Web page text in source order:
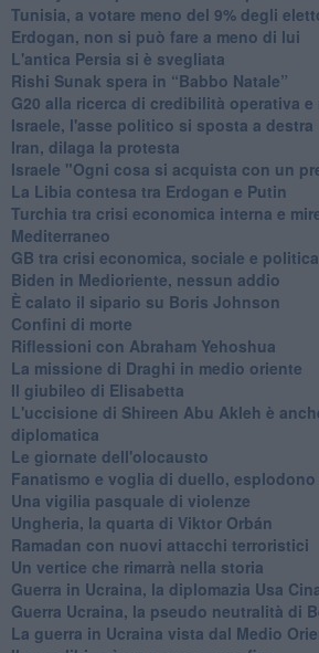
Tunisia, a votare meno del 9% degli
Erdogan, non si può fare a meno di lui
L'antica Persia si è svegliata
Rishi Sunak spera in “Babbo Natale”
G20 alla ricerca di credibilità operativa e
Israele, l'asse politico si sposta a destra
Iran, dilaga la protesta
Israele "Ogni cosa si acquista con un
La Libia contesa tra Erdogan e Putin
Turchia tra crisi economica interna e
Mediterraneo
GB tra crisi economica, sociale e politica
Biden in Medioriente, nessun addio
È calato il sipario su Boris Johnson
Confini di morte
Riflessioni con Abraham Yehoshua
La missione di Draghi in medio oriente
Il giubileo di Elisabetta
L'uccisione di Shireen Abu Akleh è
diplomatica
Le giornate dell'olocausto
Fanatismo e voglia di duello,
Una vigilia pasquale di violenze
Ungheria, la quarta di Viktor Orbán
Ramadan con nuovi attacchi terroristici
Un vertice che rimarrà nella storia
Guerra in Ucraina, la diplomazia Usa
Guerra Ucraina, la pseudo neutralità di
La guerra in Ucraina vista dal Medio